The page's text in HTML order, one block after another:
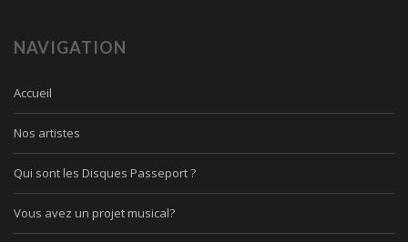
NAVIGATION
Accueil
Nos artistes
Qui sont les Disques Passeport ?
Vous avez un projet musical?